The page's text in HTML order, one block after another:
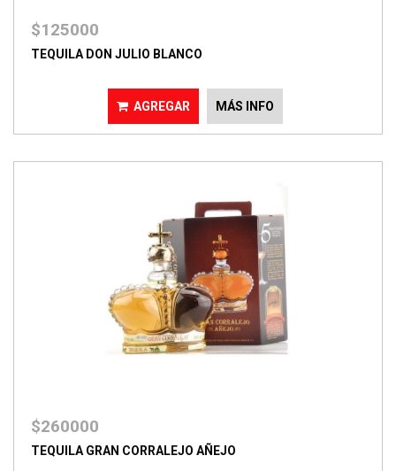
$125000
TEQUILA DON JULIO BLANCO
AGREGAR MÁS INFO
$260000
TEQUILA GRAN CORRALEJO AÑEJO